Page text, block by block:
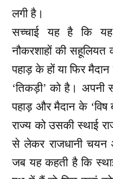
लगी है।
सच्चाई यह है कि
नौकरशाहों की
पहाड़ के हों या फिर
‘तिकड़ी’ को है। अपनी
पहाड़ और मैदान के
राज्य को उसकी स्थाई
से लेकर राजधानी चयन
जब यह कहती है कि